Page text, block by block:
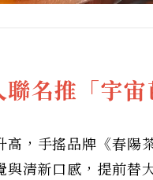
名推「宇宙
高，手搖品牌《春
清新口感，提前替